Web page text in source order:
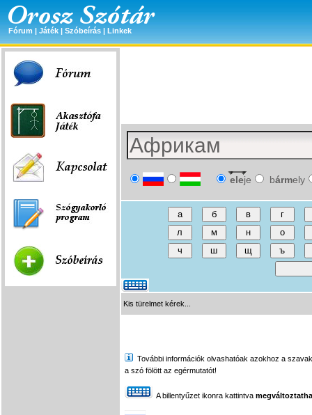
Fórum | Játék | Szóbeírás | Linkek
eleje bármely
Kis türelmet kérek...
További információk olvashatóak azokhoz a
a szó fölött az egérmutatót!
A billentyűzet ikonra kattintva